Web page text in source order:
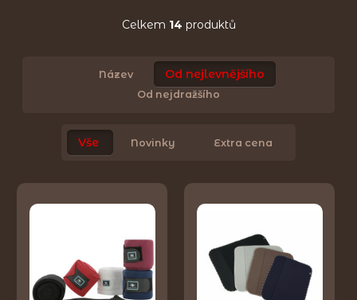
Celkem 14 produktů
Název Od nejlevnějšího
Od nejdražšího
Vše Novinky Extra cena